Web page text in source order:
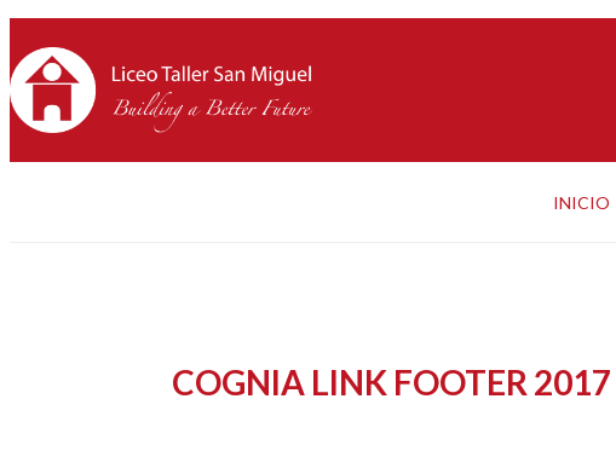
INICIO
COGNIA LINK FOOTER 2017